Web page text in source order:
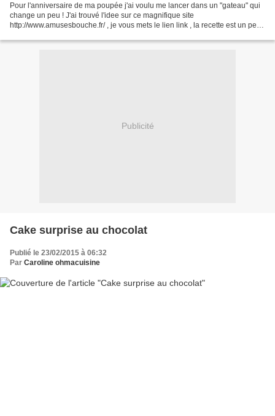
Pour l'anniversaire de ma poupée j'ai voulu me lancer dans un "gateau" qui
change un peu ! J'ai trouvé l'idee sur ce magnifique site
http://www.amusesbouche.fr/ , je vous mets le lien link , la recette est un peu
Publicité
Cake surprise au chocolat
Publié le 23/02/2015 à 06:32
Par Caroline ohmacuisine